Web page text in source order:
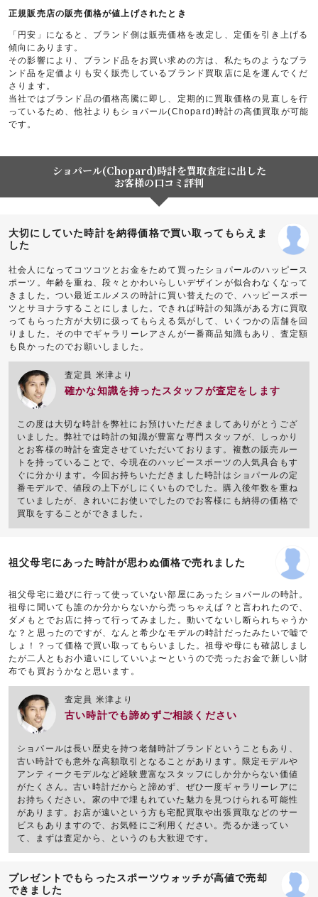
正規販売店の販売価格が値上げされたとき
「円安」になると、ブランド側は販売価格を改定し、定価を引き上げる
傾向にあります。
その影響により、ブランド品をお買い求めの方は、私たちのようなブラ
ンド品を定価よりも安く販売しているブランド買取店に足を運んでくだ
さります。
当社ではブランド品の価格高騰に即し、定期的に買取価格の見直しを行
っているため、他社よりもショパール(Chopard)時計の高価買取が可能
です。
ショパール(Chopard)時計を買取査定に出した
お客様の口コミ評判
大切にしていた時計を納得価格で買い取ってもらえま
した
社会人になってコツコツとお金をためて買ったショパールのハッピース
ポーツ。年齢を重ね、段々とかわいらしいデザインが似合わなくなって
きました。つい最近エルメスの時計に買い替えたので、ハッピースポー
ツとサヨナラすることにしました。できれば時計の知識がある方に買取
ってもらった方が大切に扱ってもらえる気がして、いくつかの店舗を回
りました。その中でギャラリーレアさんが一番商品知識もあり、査定額
も良かったのでお願いしました。
査定員 米津より
確かな知識を持ったスタッフが査定をします
この度は大切な時計を弊社にお預けいただきましてありがとうござ
いました。弊社では時計の知識が豊富な専門スタッフが、しっかり
とお客様の時計を査定させていただいております。複数の販売ルー
トを持っていることで、今現在のハッピースポーツの人気具合もす
ぐに分かります。今回お持ちいただきました時計はショパールの定
番モデルで、値段の上下がしにくいものでした。購入後年数を重ね
ていましたが、きれいにお使いでしたのでお客様にも納得の価格で
買取をすることができました。
祖父母宅にあった時計が思わぬ価格で売れました
祖父母宅に遊びに行って使っていない部屋にあったショパールの時計。
祖母に聞いても誰のか分からないから売っちゃえば？と言われたので、
ダメもとでお店に持って行ってみました。動いてないし断られちゃうか
な？と思ったのですが、なんと希少なモデルの時計だったみたいで嘘で
しょ！？って価格で買い取ってもらいました。祖母や母にも確認しまし
たが二人ともお小遣いにしていいよ〜というので売ったお金で新しい財
布でも買おうかなと思います。
査定員 米津より
古い時計でも諦めずご相談ください
ショパールは長い歴史を持つ老舗時計ブランドということもあり、
古い時計でも意外な高額取引となることがあります。限定モデルや
アンティークモデルなど経験豊富なスタッフにしか分からない価値
がたくさん。古い時計だからと諦めず、ぜひ一度ギャラリーレアに
お持ちください。家の中で埋もれていた魅力を見つけられる可能性
があります。お店が遠いという方も宅配買取や出張買取などのサー
ビスもありますので、お気軽にご利用ください。売るか迷ってい
て、まずは査定から、というのも大歓迎です。
プレゼントでもらったスポーツウォッチが高値で売却
できました